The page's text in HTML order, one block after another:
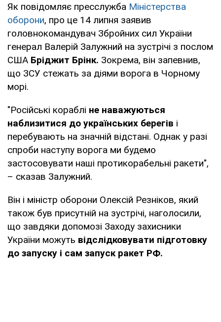
Як повідомляє пресслужба Міністерства
оборони, про це 14 липня заявив
головнокомандувач Збройних сил України
генерал Валерій Залужний на зустрічі з послом
США Бріджит Брінк. Зокрема, він запевнив,
що ЗСУ стежать за діями ворога в Чорному
морі.
"Російські кораблі не наважуються
наблизитися до українських берегів і
перебувають на значній відстані. Однак у разі
спроби наступу ворога ми будемо
застосовувати наші протикорабельні ракети",
– сказав Залужний.
Він і міністр оборони Олексій Резніков, який
також був присутній на зустрічі, наголосили,
що завдяки допомозі Заходу захисники
України можуть відслідковувати підготовку
до запуску і сам запуск ракет РФ.